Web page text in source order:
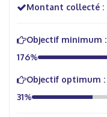
Montant collecté :
Objectif minimum :
176%
Objectif optimum :
31%